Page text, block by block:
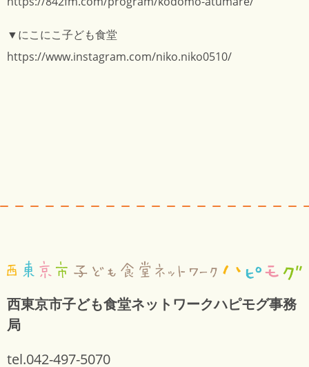
▼にこにこ子ども食堂
https://www.instagram.com/niko.niko0510/
西東京市子ども食堂ネットワークハピモグ事務
局
tel.042-497-5070